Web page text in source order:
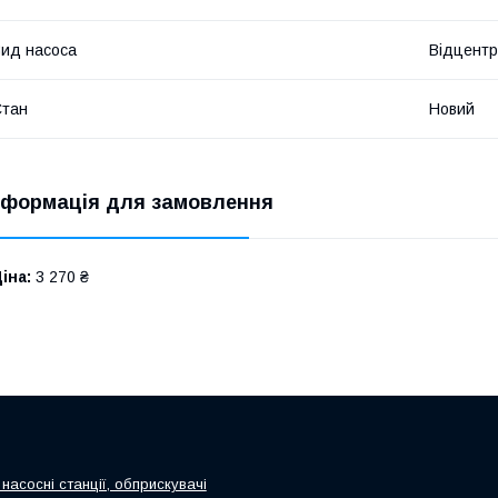
насоса
Новий
для замовлення
3 270 ₴
станції, обприскувачі